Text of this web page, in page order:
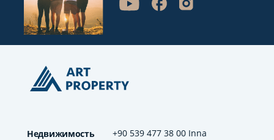
+90 539 477 38 00 Inna
Недвижимость